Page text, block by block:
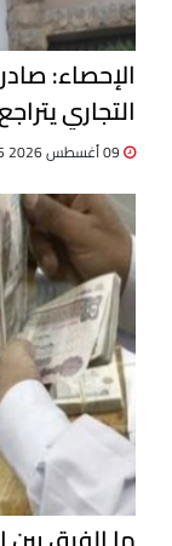
التجاري يتراجع